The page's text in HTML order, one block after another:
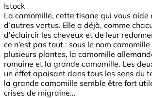
Istock
La camomille, cette tisane qui vous aide
d’autres vertus. Elle a déjà, comme
d'éclaircir les cheveux et de leur
ce n’est pas tout : sous le nom
plusieurs plantes, la camomille
romaine et la grande camomille. Les
un effet apaisant dans tous les sens du
la grande camomille semble être fort
crises de migraine…